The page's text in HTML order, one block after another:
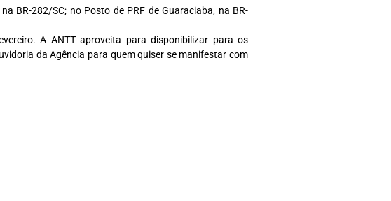
BR-282/SC; no Posto de PRF de Guaraciaba, na BR-
A ANTT aproveita para disponibilizar para os
da Agência para quem quiser se manifestar com